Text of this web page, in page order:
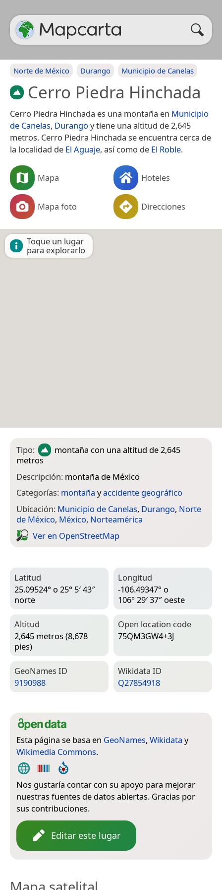
Norte de México Durango Municipio de Canelas
Cerro Piedra Hinchada
Cerro Piedra Hinchada es una montaña en Municipio
de Canelas, Durango y tiene una altitud de 2,645
metros. Cerro Piedra Hinchada se encuentra cerca de
la localidad de El Aguaje, así como de El Roble.
Mapa Hoteles
Mapa foto Direcciones
Toque un lugar
para explorarlo
Tipo: montaña con una altitud de 2,645
metros
Descripción: montaña de México
Categorías: montaña yaccidente geográfico
Ubicación: Municipio de Canelas, Durango, Norte
de México, México, Norteamérica
Ver en Open­Street­Map
Latitud
25.09524° o 25° 5′ 43″
norte
Longitud
-106.49347° o
106° 29′ 37″ oeste
Altitud
2,645 metros (8,678
pies)
Open location code
75QM3GW4+3J
Geo­Names ID
9190988
Wiki­data ID
Q27854918
Esta página se basa en GeoNames, Wikidata y
Wikimedia Commons.
Nos gustaría contar con su apoyo para mejorar
nuestras fuentes de datos abiertas. Gracias por
sus contribuciones.
Editar este lugar